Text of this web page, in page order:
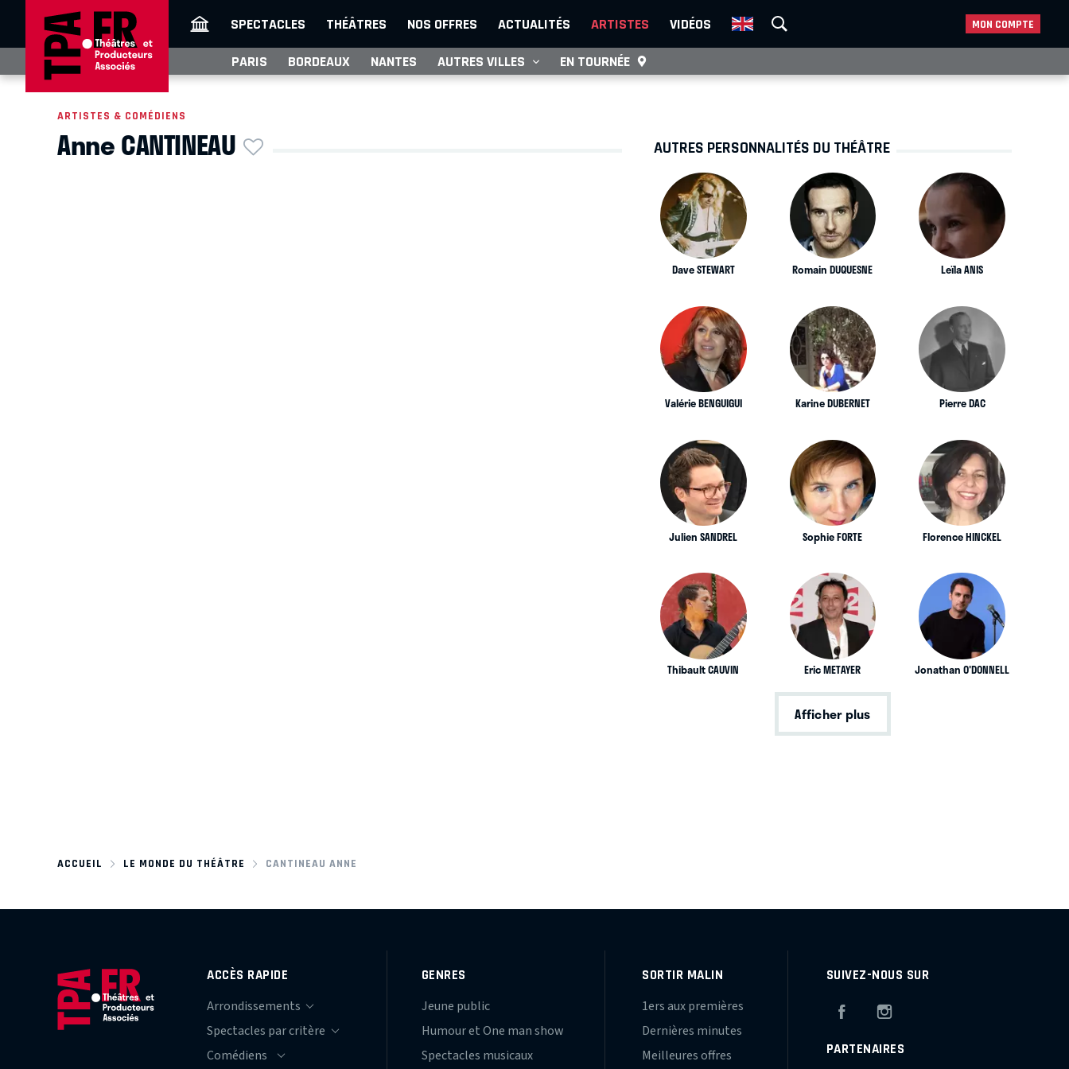
SPECTACLES THÉÂTRES NOS OFFRES ACTUALITÉS ARTISTES VIDÉOS MON COMPTE
PARIS BORDEAUX NANTES AUTRES VILLES EN TOURNÉE
ARTISTES & COMÉDIENS
Anne CANTINEAU AUTRES PERSONNALITÉS DU THÉÂTRE
Dave STEWART Romain DUQUESNE Leïla ANIS
Valérie BENGUIGUI Karine DUBERNET Pierre DAC
Julien SANDREL Sophie FORTE Florence HINCKEL
Thibault CAUVIN Eric METAYER Jonathan O'DONNELL
Afficher plus
ACCUEIL LE MONDE DU THÉÂTRE CANTINEAU ANNE
ACCÈS RAPIDE GENRES
Jeune public
Humour et One man show
Spectacles musicaux
SORTIR MALIN
1ers aux premières
Dernières minutes
Meilleures offres
SUIVEZ-NOUS SUR
Facebook
PARTENAIRES